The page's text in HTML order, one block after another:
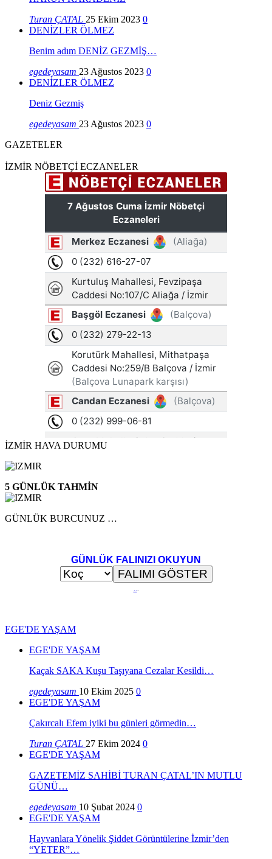
Turan ÇATAL 25 Ekim 2023 0
DENİZLER ÖLMEZ
Benim adım DENİZ GEZMİŞ…
egedeyasam 23 Ağustos 2023 0
DENİZLER ÖLMEZ
Deniz Gezmiş
egedeyasam 23 Ağustos 2023 0
GAZETELER
İZMİR NÖBETÇİ ECZANELER
İZMİR HAVA DURUMU
5 GÜNLÜK TAHMİN
GÜNLÜK BURCUNUZ …
GÜNLÜK FALINIZI OKUYUN
...
EGE'DE YAŞAM
EGE'DE YAŞAM
Kaçak SAKA Kuşu Taşıyana Cezalar Kesildi…
egedeyasam 10 Ekim 2025 0
EGE'DE YAŞAM
Çakırcalı Efem iyiki bu günleri görmedin…
Turan ÇATAL 27 Ekim 2024 0
EGE'DE YAŞAM
GAZETEMİZ SAHİBİ TURAN ÇATAL’IN MUTLU
GÜNÜ…
egedeyasam 10 Şubat 2024 0
EGE'DE YAŞAM
Hayvanlara Yönelik Şiddet Görüntülerine İzmir’den
“YETER”…